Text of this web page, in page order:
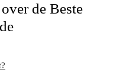
de Beste